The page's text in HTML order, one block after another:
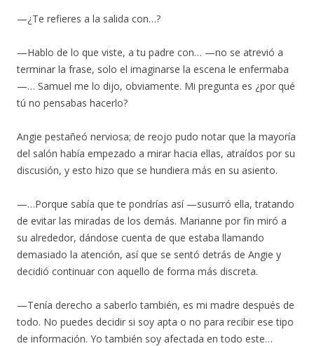
—¿Te refieres a la salida con…?
—Hablo de lo que viste, a tu padre con… —no se atrevió a
terminar la frase, solo el imaginarse la escena le enfermaba
—… Samuel me lo dijo, obviamente. Mi pregunta es ¿por qué
tú no pensabas hacerlo?
Angie pestañeó nerviosa; de reojo pudo notar que la mayoría
del salón había empezado a mirar hacia ellas, atraídos por su
discusión, y esto hizo que se hundiera más en su asiento.
—…Porque sabía que te pondrías así —susurró ella, tratando
de evitar las miradas de los demás. Marianne por fin miró a
su alrededor, dándose cuenta de que estaba llamando
demasiado la atención, así que se sentó detrás de Angie y
decidió continuar con aquello de forma más discreta.
—Tenía derecho a saberlo también, es mi madre después de
todo. No puedes decidir si soy apta o no para recibir ese tipo
de información. Yo también soy afectada en todo este…